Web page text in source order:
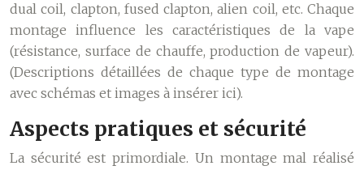
dual coil, clapton, fused clapton, alien coil, etc. Chaque
montage influence les caractéristiques de la vape
(résistance, surface de chauffe, production de vapeur).
(Descriptions détaillées de chaque type de montage
avec schémas et images à insérer ici).
Aspects pratiques et sécurité
La sécurité est primordiale. Un montage mal réalisé